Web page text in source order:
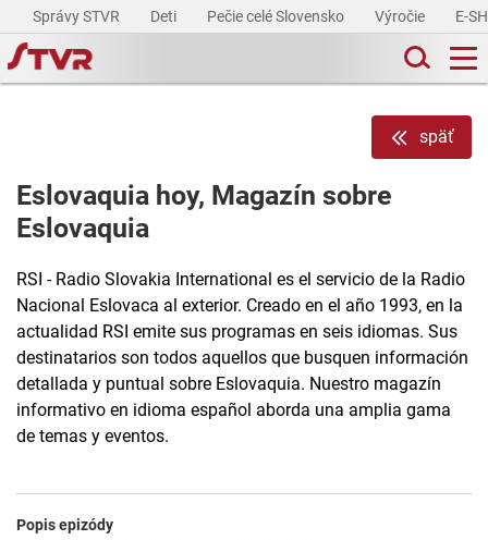
Správy STVR Deti Pečie celé Slovensko Výročie E-
späť
Eslovaquia hoy, Magazín sobre
Eslovaquia
RSI - Radio Slovakia International es el servicio de la Radio
Nacional Eslovaca al exterior. Creado en el año 1993, en la
actualidad RSI emite sus programas en seis idiomas. Sus
destinatarios son todos aquellos que busquen información
detallada y puntual sobre Eslovaquia. Nuestro magazín
informativo en idioma español aborda una amplia gama
de temas y eventos.
Popis epizódy